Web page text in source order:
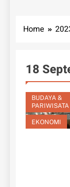
Home
18
BUDAYA &
PARIWISATA
EKONOMI